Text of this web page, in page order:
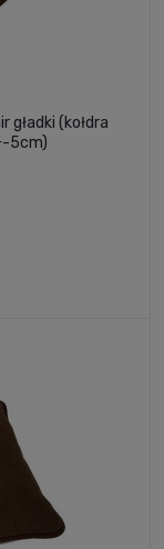
gładki (kołdra
5cm)